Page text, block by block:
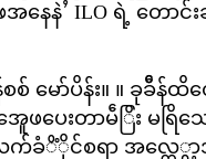
နေနဲႛ ILO ရဲ့ တောင်
စစ် မော်ပိန်း။ ။ ခု
ဖပေးတာမဵြိး မရြိ
ခံိံိုင်စရာ အလ္တေွာ့အ